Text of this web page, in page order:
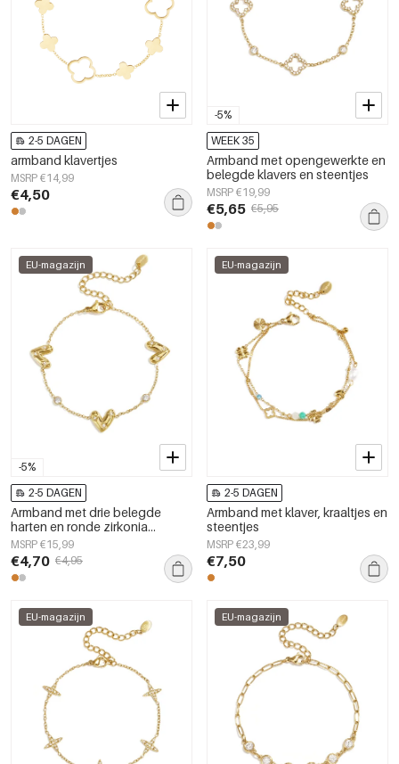
2-5 DAGEN
armband klavertjes
MSRP €14,99
€4,50
-5%
WEEK 35
Armband met opengewerkte en
belegde klavers en steentjes
MSRP €19,99
€5,65 €5,95
-5%
EU-magazijn
2-5 DAGEN
Armband met drie belegde
harten en ronde zirkonia
steentjes
MSRP €15,99
€4,70 €4,95
EU-magazijn
2-5 DAGEN
Armband met klaver, kraaltjes en
steentjes
MSRP €23,99
€7,50
EU-magazijn EU-magazijn